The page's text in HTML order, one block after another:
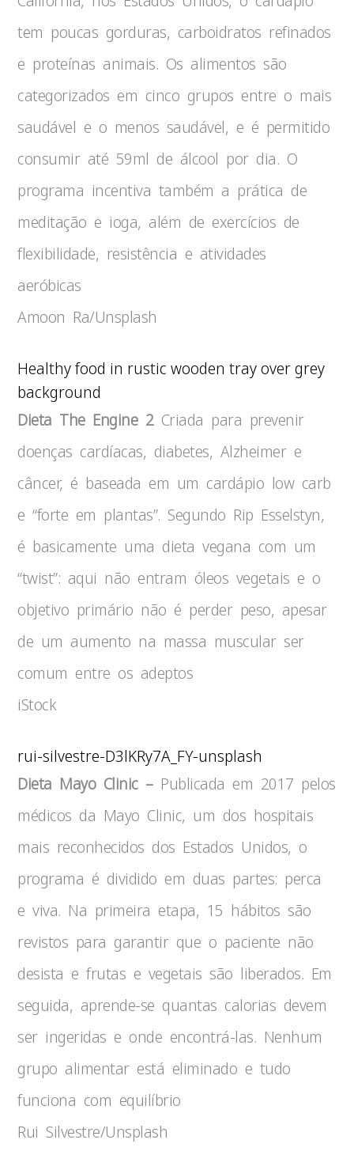
tem poucas gorduras, carboidratos refinados
e proteínas animais. Os alimentos são
categorizados em cinco grupos entre o mais
saudável e o menos saudável, e é permitido
consumir até 59ml de álcool por dia. O
programa incentiva também a prática de
meditação e ioga, além de exercícios de
flexibilidade, resistência e atividades
aeróbicas
Amoon Ra/Unsplash
Healthy food in rustic wooden tray over grey
background
Dieta The Engine 2Criada para prevenir
doenças cardíacas, diabetes, Alzheimer e
câncer, é baseada em um cardápio low carb
e “forte em plantas”. Segundo Rip Esselstyn,
é basicamente uma dieta vegana com um
“twist”: aqui não entram óleos vegetais e o
objetivo primário não é perder peso, apesar
de um aumento na massa muscular ser
comum entre os adeptos
iStock
rui-silvestre-D3lKRy7A_FY-unsplash
Dieta Mayo Clinic –Publicada em 2017 pelos
médicos da Mayo Clinic, um dos hospitais
mais reconhecidos dos Estados Unidos, o
programa é dividido em duas partes: perca
e viva. Na primeira etapa, 15 hábitos são
revistos para garantir que o paciente não
desista e frutas e vegetais são liberados. Em
seguida, aprende-se quantas calorias devem
ser ingeridas e onde encontrá-las. Nenhum
grupo alimentar está eliminado e tudo
funciona com equilíbrio
Rui Silvestre/Unsplash